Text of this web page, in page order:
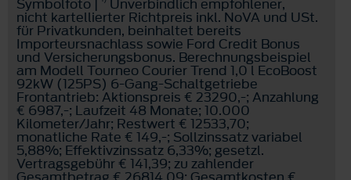
nicht kartellierter Richtpreis inkl. NoVA und USt.
für Privatkunden, beinhaltet bereits
Importeursnachlass sowie Ford Credit Bonus
und Versicherungsbonus. Berechnungsbeispiel
am Modell Tourneo Courier Trend 1,0 l EcoBoost
92kW (125PS) 6-Gang-Schaltgetriebe
Frontantrieb: Aktionspreis € 23290,-; Anzahlung
€ 6987,-; Laufzeit 48 Monate; 10.000
Kilometer/Jahr; Restwert € 12533,70;
monatliche Rate € 149,-; Sollzinssatz variabel
5,88%; Effektivzinssatz 6,33%; gesetzl.
Vertragsgebühr € 141,39; zu zahlender